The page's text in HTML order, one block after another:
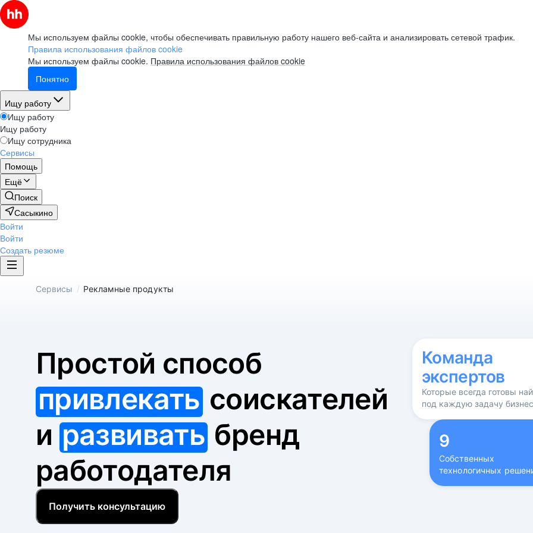
Мы используем файлы cookie, чтобы обеспечивать правильную работу нашего веб-сайта и анализировать сетевой трафик.
Правила использования файлов cookie
Мы используем файлы cookie. Правила использования файлов cookie
Понятно
Ищу работу
Ищу работу
Ищу работу
Ищу сотрудника
Сервисы
Помощь
Ещё
Поиск
Сасыкино
Войти
Войти
Создать резюме
Сервисы / Рекламные продукты
Простой способ
привлекатьсоискателей
и развивать бренд
работодателя
Получить консультацию
Команда
экспертов
Которые всегда готовы
под каждую задачу
9
Собственных
технологичных